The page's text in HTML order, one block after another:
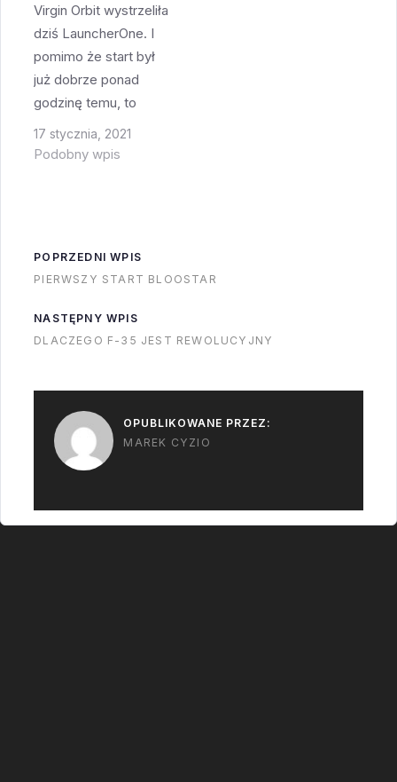
wszelkie poprzednie
testy. Platforma nie
wydaje się
uszkodzona, rakieta
stoi, nic nie cieknie!
Edycja - jednak nie
super…
Virgin Orbit wystrzeliła
dziś LauncherOne. I
pomimo że start był
już dobrze ponad
godzinę temu, to
nadal nie wiemy czy
udało się dostarczyć
drugiego stopnia.
Rakieta po tym miała
minut) lot bezwładny a
17 stycznia, 2021
Podobny wpis
POPRZEDNI WPIS
PIERWSZY START BLOOSTAR
NASTĘPNY WPIS
DLACZEGO F-35 JEST REWOLUCYJNY
OPUBLIKOWANE PRZEZ:
MAREK CYZIO